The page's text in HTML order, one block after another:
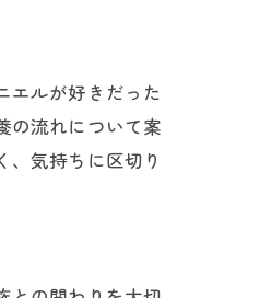
エルが好きだった
の流れについて案
気持ちに区切り